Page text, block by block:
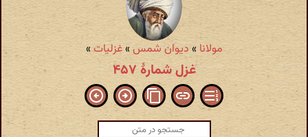
مولانا » دیوان شمس»غزلیات »
غزل شمارهٔ ۴۵۷